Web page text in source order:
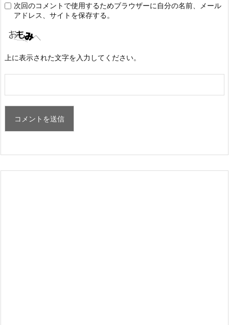
次回のコメントで使用するためブラウザーに自分の名前、メール
アドレス、サイトを保存する。
上に表示された文字を入力してください。